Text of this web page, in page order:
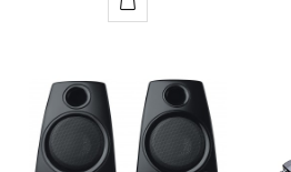
panier